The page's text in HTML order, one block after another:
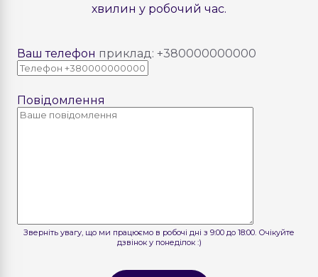
хвилин у робочий час.
Ваш телефон приклад: +380000000000
Повідомлення
Зверніть увагу, що ми працюємо в робочі дні з 9:00 до 18:00. Очікуйте
дзвінок у понеділок :)